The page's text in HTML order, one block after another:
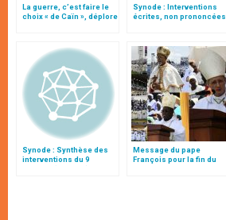
La guerre, c’est faire le
choix « de Caïn », déplore
Synode : Interventions
écrites, non prononcées
Synode : Synthèse des
interventions du 9
octobre (ap-midi)
Message du pape
François pour la fin du